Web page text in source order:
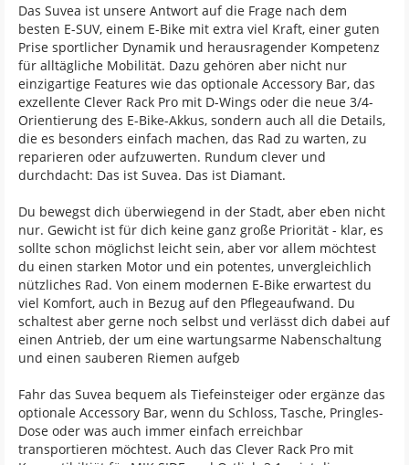
Das Suvea ist unsere Antwort auf die Frage nach dem
besten E-SUV, einem E-Bike mit extra viel Kraft, einer guten
Prise sportlicher Dynamik und herausragender Kompetenz
für alltägliche Mobilität. Dazu gehören aber nicht nur
einzigartige Features wie das optionale Accessory Bar, das
exzellente Clever Rack Pro mit D-Wings oder die neue 3/4-
Orientierung des E-Bike-Akkus, sondern auch all die Details,
die es besonders einfach machen, das Rad zu warten, zu
reparieren oder aufzuwerten. Rundum clever und
durchdacht: Das ist Suvea. Das ist Diamant.
Du bewegst dich überwiegend in der Stadt, aber eben nicht
nur. Gewicht ist für dich keine ganz große Priorität - klar, es
sollte schon möglichst leicht sein, aber vor allem möchtest
du einen starken Motor und ein potentes, unvergleichlich
nützliches Rad. Von einem modernen E-Bike erwartest du
viel Komfort, auch in Bezug auf den Pflegeaufwand. Du
schaltest aber gerne noch selbst und verlässt dich dabei auf
einen Antrieb, der um eine wartungsarme Nabenschaltung
und einen sauberen Riemen aufgeb
Fahr das Suvea bequem als Tiefeinsteiger oder ergänze das
optionale Accessory Bar, wenn du Schloss, Tasche, Pringles-
Dose oder was auch immer einfach erreichbar
transportieren möchtest. Auch das Clever Rack Pro mit